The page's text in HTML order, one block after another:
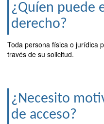
¿Quíen puede
derecho?
Toda persona física o jurídica
través de su solicitud.
¿Necesito
de acceso?